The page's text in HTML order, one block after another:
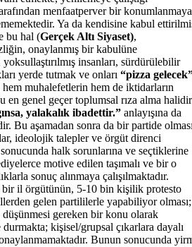
menfaatperver bir konumlanmaya
Ya da kendisine kabul
bu hal (Gerçek Altı Siyaset),
onaylanmış bir kabulüne
insanları, sürdürülebilir
yerde tutmak ve onları “pizza
muhalefetlerin hem de iktidarların
en genel geçer toplumsal rıza alma
yalakalık ibadettir.” anlayışına da
Bu aşamadan sonra da bir partide
ideolojik talepler ve örgüt direnci
halk sorunlarına ve seçtiklerine
motive edilen taşımalı ve bir o
sonuç alınmaya çalışılmaktadır.
il örgütünün, 5-10 bin kişilik protesto
gelen partililerle yapabiliyor olması;
gereken bir konu olarak
kişisel/grupsal çıkarlara dayalı
Bunun sonucunda